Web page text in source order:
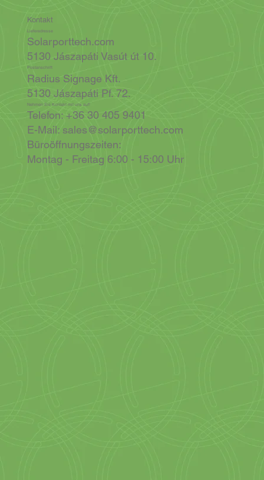
Kontakt
Lieferadresse
Solarporttech.com
5130 Jászapáti Vasút út 10.
Postanschrift
Radius Signage Kft.
5130 Jászapáti Pf. 72.
Nehmen Sie Kontakt mit uns auf!
Telefon: +36 30 405 9401
E-Mail: sales@solarporttech.com
Büroöffnungszeiten:
Montag - Freitag 6:00 - 15:00 Uhr